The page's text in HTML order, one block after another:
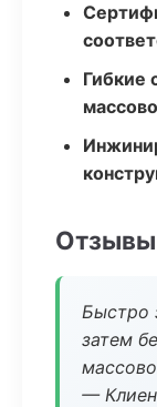
Гибкие
Отзывы
Быстро
затем
—